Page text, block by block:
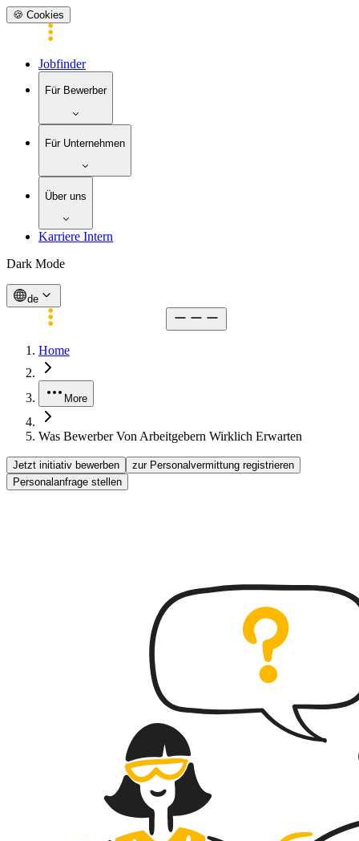
🍪 Cookies
Jobfinder
Für Bewerber
Für Unternehmen
Über uns
Karriere Intern
Dark Mode
de
Home
More
Was Bewerber Von Arbeitgebern Wirklich Erwarten
Jetzt initiativ bewerben
zur Personalvermittung registrieren
Personalanfrage stellen